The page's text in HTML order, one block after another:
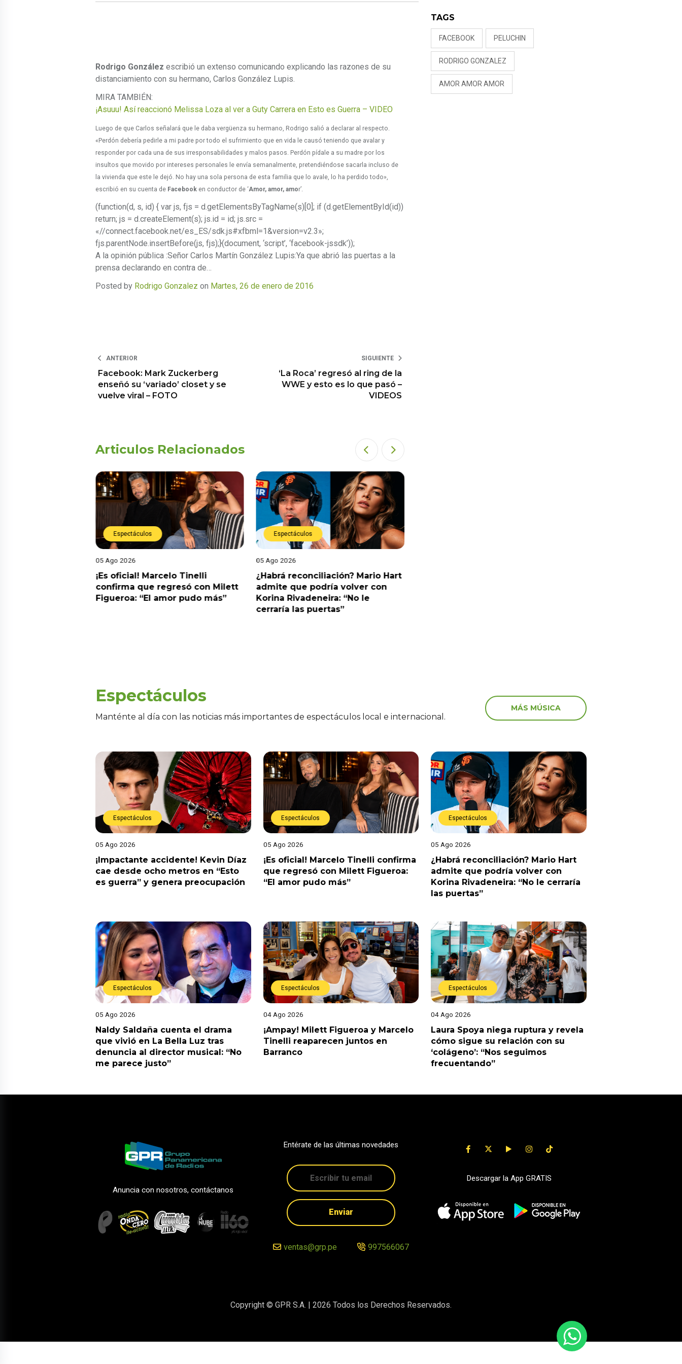
Rodrigo González escribió un extenso comunicando explicando las razones de su
distanciamiento con su hermano, Carlos González Lupis.
MIRA TAMBIÉN:
¡Asuuu! Así reaccionó Melissa Loza al ver a Guty Carrera en Esto es Guerra – VIDEO
Luego de que Carlos señalará que le daba vergüenza su hermano, Rodrigo salió a declarar al respecto.
«Perdón debería pedirle a mi padre por todo el sufrimiento que en vida le causó teniendo que avalar y
responder por cada una de sus irresponsabilidades y malos pasos. Perdón pídale a su madre por los
insultos que movido por intereses personales le envía semanalmente, pretendiéndose sacarla incluso de
la vivienda que este le dejó. No hay una sola persona de esta familia que lo avale, lo ha perdido todo»,
escribió en su cuenta de Facebook en conductor de ‘Amor, amor, amor’.
(function(d, s, id) { var js, fjs = d.getElementsByTagName(s)[0]; if (d.getElementById(id))
return; js = d.createElement(s); js.id = id; js.src =
«//connect.facebook.net/es_ES/sdk.js#xfbml=1&version=v2.3»;
fjs.parentNode.insertBefore(js, fjs);}(document, ‘script’, ‘facebook-jssdk’));
A la opinión pública :Señor Carlos Martín González Lupis:Ya que abrió las puertas a la
prensa declarando en contra de…
Posted by Rodrigo Gonzalez on Martes, 26 de enero de 2016
ANTERIOR
Facebook: Mark Zuckerberg
enseñó su ‘variado’ closet y se
vuelve viral – FOTO
SIGUIENTE
‘La Roca’ regresó al ring de la
WWE y esto es lo que pasó –
VIDEOS
Articulos Relacionados
Espectáculos
05 Ago 2026
¡Es oficial! Marcelo Tinelli
confirma que regresó con Milett
Figueroa: “El amor pudo más”
Espectáculos
05 Ago 2026
¿Habrá reconciliación? Mario Hart
admite que podría volver con
Korina Rivadeneira: “No le
cerraría las puertas”
TAGS
FACEBOOK PELUCHIN
RODRIGO GONZALEZ
AMOR AMOR AMOR
Espectáculos
Manténte al día con las noticias más importantes de espectáculos local e internacional.
MÁS MÚSICA
Espectáculos
05 Ago 2026
¡Impactante accidente! Kevin Díaz
cae desde ocho metros en “Esto
es guerra” y genera preocupación
Espectáculos
05 Ago 2026
¡Es oficial! Marcelo Tinelli confirma
que regresó con Milett Figueroa:
“El amor pudo más”
Espectáculos
05 Ago 2026
¿Habrá reconciliación? Mario Hart
admite que podría volver con
Korina Rivadeneira: “No le cerraría
las puertas”
Espectáculos
05 Ago 2026
Naldy Saldaña cuenta el drama
que vivió en La Bella Luz tras
denuncia al director musical: “No
me parece justo”
Espectáculos
04 Ago 2026
¡Ampay! Milett Figueroa y Marcelo
Tinelli reaparecen juntos en
Barranco
Espectáculos
04 Ago 2026
Laura Spoya niega ruptura y revela
cómo sigue su relación con su
‘colágeno’: “Nos seguimos
frecuentando”
Anuncia con nosotros, contáctanos
Entérate de las últimas novedades
Enviar
ventas@grp.pe 997566067
Descargar la App GRATIS
Copyright © GPR S.A. | 2026 Todos los Derechos Reservados.